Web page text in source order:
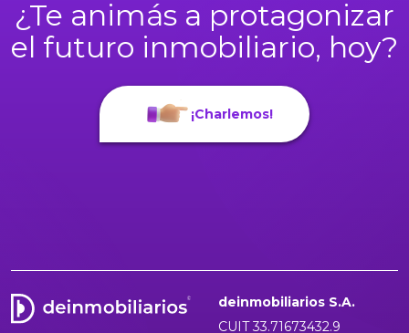
¿Te animás a protagonizar
el futuro inmobiliario, hoy?
¡Charlemos!
deinmobiliarios S.A.
CUIT 33.71673432.9